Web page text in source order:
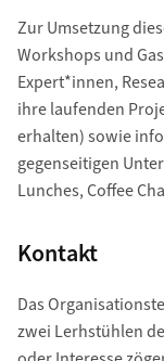
Zur Umsetzung
Workshops und
Expert*innen,
ihre laufenden
erhalten) sowie
gegenseitigen
Lunches, Coffee
Kontakt
Das
zwei Lerhstühlen